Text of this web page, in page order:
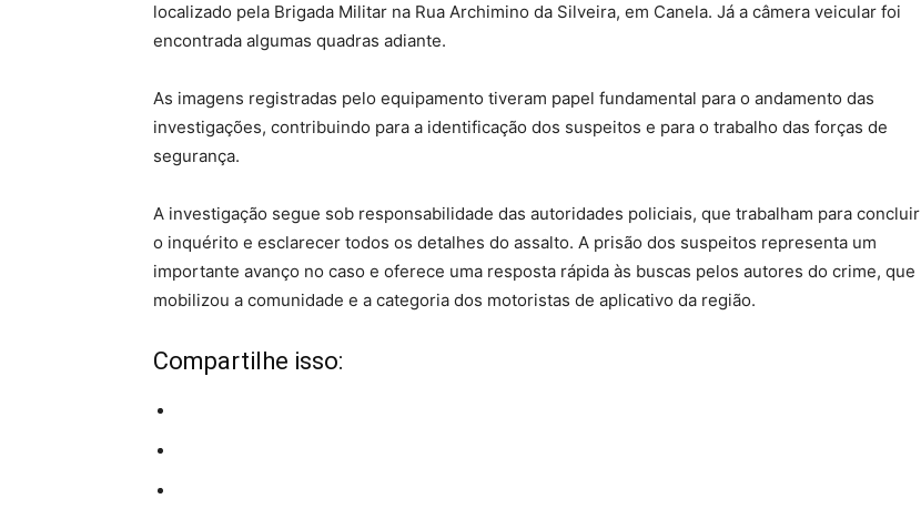
localizado pela Brigada Militar na Rua Archimino da Silveira, em Canela. Já a câmera veicular foi
encontrada algumas quadras adiante.
As imagens registradas pelo equipamento tiveram papel fundamental para o andamento das
investigações, contribuindo para a identificação dos suspeitos e para o trabalho das forças de
segurança.
A investigação segue sob responsabilidade das autoridades policiais, que trabalham para concluir
o inquérito e esclarecer todos os detalhes do assalto. A prisão dos suspeitos representa um
importante avanço no caso e oferece uma resposta rápida às buscas pelos autores do crime, que
mobilizou a comunidade e a categoria dos motoristas de aplicativo da região.
Compartilhe isso: